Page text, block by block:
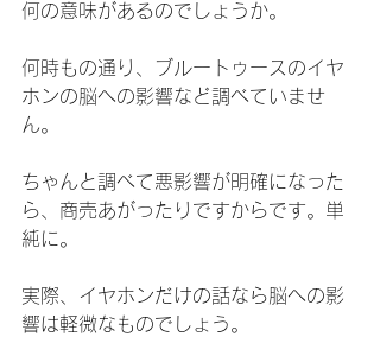
何の意味があるのでしょうか。
何時もの通り、ブルートゥースのイヤ
ホンの脳への影響など調べていませ
ん。
ちゃんと調べて悪影響が明確になった
ら、商売あがったりですからです。単
純に。
実際、イヤホンだけの話なら脳への影
響は軽微なものでしょう。